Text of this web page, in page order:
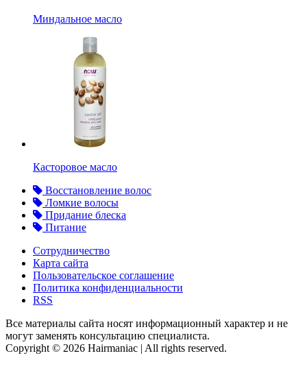
Миндальное масло
Касторовое масло
Восстановление волос
Ломкие волосы
Придание блеска
Питание
Сотрудничество
Карта сайта
Пользовательское соглашение
Политика конфиденциальности
RSS
Все материалы сайта носят информационный характер и не
могут заменять консультацию специалиста.
Copyright © 2026 Hairmaniac | All rights reserved.